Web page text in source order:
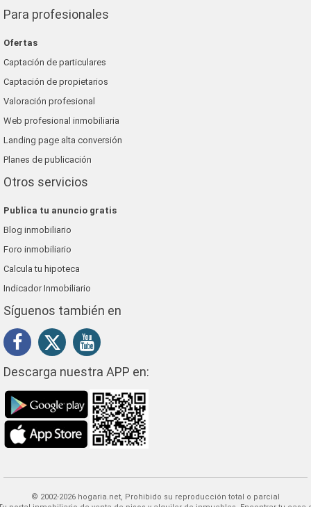
Para profesionales
Ofertas
Captación de particulares
Captación de propietarios
Valoración profesional
Web profesional inmobiliaria
Landing page alta conversión
Planes de publicación
Otros servicios
Publica tu anuncio gratis
Blog inmobiliario
Foro inmobiliario
Calcula tu hipoteca
Indicador Inmobiliario
Síguenos también en
Descarga nuestra APP en:
© 2002-2026 hogaria.net, Prohibido su reproducción total o parcial